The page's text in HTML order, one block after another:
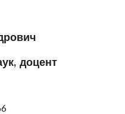
доцент